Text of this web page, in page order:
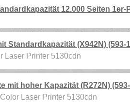
12.000 Seiten 1er-
Standardkapazität (X942N) (593-
Laser Printer 5130cdn
mit hoher Kapazität (R272N)
Laser Printer 5130cdn